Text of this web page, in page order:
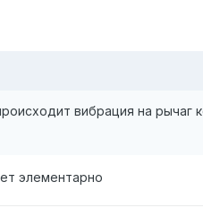
вибрация на рычаг
элементарно